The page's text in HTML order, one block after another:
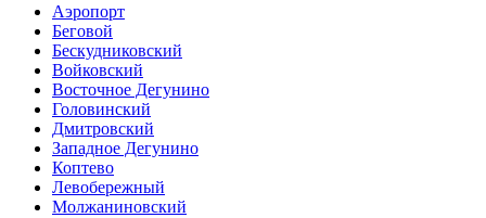
Аэропорт
Беговой
Бескудниковский
Войковский
Восточное Дегунино
Головинский
Дмитровский
Западное Дегунино
Коптево
Левобережный
Молжаниновский